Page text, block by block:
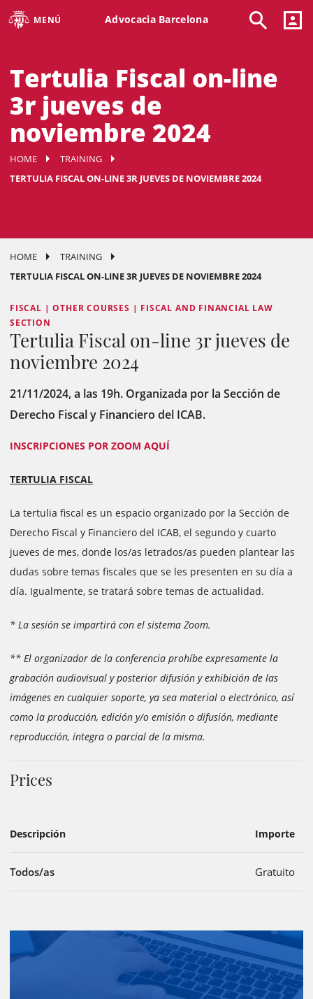
MENÚ Advocacia Barcelona
Tertulia Fiscal on-line
3r jueves de
noviembre 2024
HOME
TRAINING
TERTULIA FISCAL ON-LINE 3R JUEVES DE NOVIEMBRE 2024
HOME
TRAINING
TERTULIA FISCAL ON-LINE 3R JUEVES DE NOVIEMBRE 2024
FISCAL | OTHER COURSES | FISCAL AND FINANCIAL LAW
SECTION
Tertulia Fiscal on-line 3r jueves de
noviembre 2024
21/11/2024, a las 19h. Organizada por la Sección de
Derecho Fiscal y Financiero del ICAB.
INSCRIPCIONES POR ZOOM AQUÍ
TERTULIA FISCAL
La tertulia fiscal es un espacio organizado por la Sección de
Derecho Fiscal y Financiero del ICAB, el segundo y cuarto
jueves de mes, donde los/as letrados/as pueden plantear las
dudas sobre temas fiscales que se les presenten en su día a
día. Igualmente, se tratará sobre temas de actualidad.
* La sesión se impartirá con el sistema Zoom.
** El organizador de la conferencia prohíbe expresamente la
grabación audiovisual y posterior difusión y exhibición de las
imágenes en cualquier soporte, ya sea material o electrónico, así
como la producción, edición y/o emisión o difusión, mediante
reproducción, íntegra o parcial de la misma.
Prices
Descripción Importe
Todos/as Gratuito